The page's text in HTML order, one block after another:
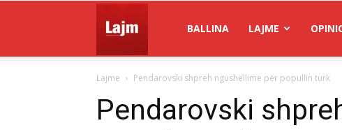
Lajm
BALLINA LAJME
Lajme Pendarovski shpreh ngushëllime për popullin turk
Pendarovski